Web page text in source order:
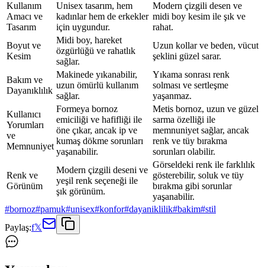
Kullanım
Amacı ve
Tasarım
Unisex tasarım, hem
kadınlar hem de erkekler
için uygundur.
Modern çizgili desen ve
midi boy kesim ile şık ve
rahat.
Boyut ve
Kesim
Midi boy, hareket
özgürlüğü ve rahatlık
sağlar.
Uzun kollar ve beden, vücut
şeklini güzel sarar.
Bakım ve
Dayanıklılık
Makinede yıkanabilir,
uzun ömürlü kullanım
sağlar.
Yıkama sonrası renk
solması ve sertleşme
yaşanmaz.
Kullanıcı
Yorumları
ve
Memnuniyet
Formeya bornoz
emiciliği ve hafifliği ile
öne çıkar, ancak ip ve
kumaş dökme sorunları
yaşanabilir.
Metis bornoz, uzun ve güzel
sarma özelliği ile
memnuniyet sağlar, ancak
renk ve tüy bırakma
sorunları olabilir.
Renk ve
Görünüm
Modern çizgili deseni ve
yeşil renk seçeneği ile
şık görünüm.
Görseldeki renk ile farklılık
gösterebilir, soluk ve tüy
bırakma gibi sorunlar
yaşanabilir.
#bornoz#pamuk#unisex#konfor#dayaniklilik#bakim#stil
Paylaş:f𝕏